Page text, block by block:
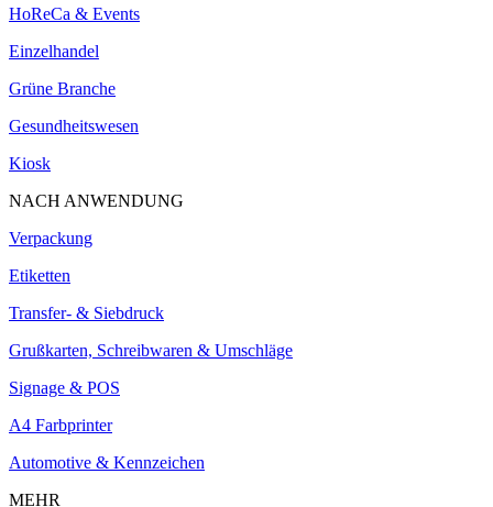
HoReCa & Events
Einzelhandel
Grüne Branche
Gesundheitswesen
Kiosk
NACH ANWENDUNG
Verpackung
Etiketten
Transfer- & Siebdruck
Grußkarten, Schreibwaren & Umschläge
Signage & POS
A4 Farbprinter
Automotive & Kennzeichen
MEHR